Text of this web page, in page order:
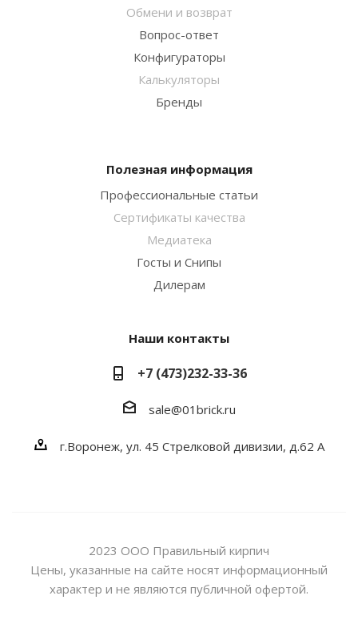
Обмени и возврат
Вопрос-ответ
Конфигураторы
Калькуляторы
Бренды
Полезная информация
Профессиональные статьи
Сертификаты качества
Медиатека
Госты и Снипы
Дилерам
Наши контакты
+7 (473)232-33-36
sale@01brick.ru
г.Воронеж, ул. 45 Стрелковой дивизии, д.62 А
2023 ООО Правильный кирпич
Цены, указанные на сайте носят информационный
характер и не являются публичной офертой.